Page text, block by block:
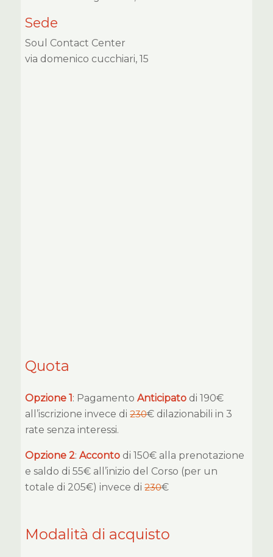
Sede
Soul Contact Center
via domenico cucchiari, 15
Quota
Opzione 1 : PagamentoAnticipato di 190€
all’iscrizione invece di230€ dilazionabili in 3
rate senza interessi.
Opzione 2:Acconto di 150€ alla prenotazione
e saldo di 55€ all’inizio del Corso (per un
totale di 205€) invece di230€
Modalità di acquisto